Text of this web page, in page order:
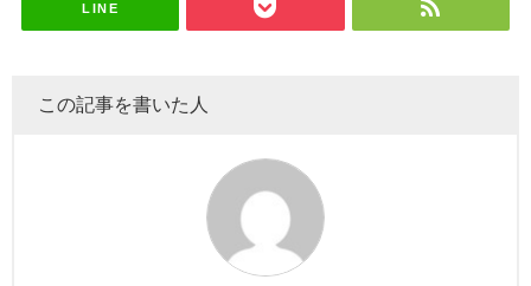
LINE
この記事を書いた人